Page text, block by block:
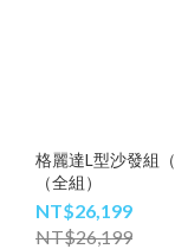
格麗達L型沙發組（
（全組）
NT$26,199
NT$26,199